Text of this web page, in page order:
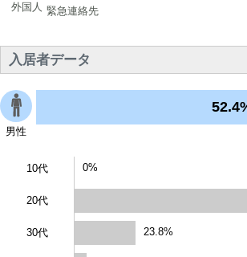
外国人 緊急連絡先
入居者データ
男性
10代 0%
20代
30代 23.8%